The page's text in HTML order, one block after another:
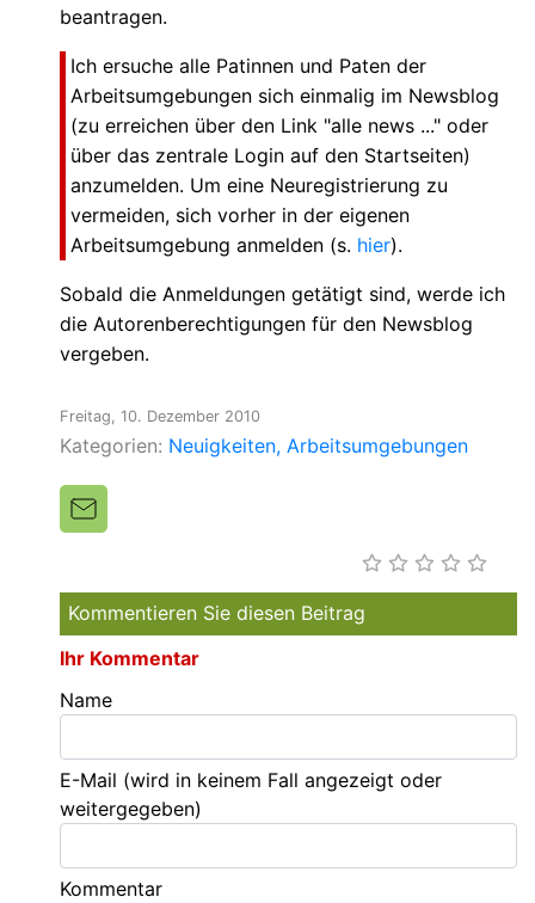
beantragen.
Ich ersuche alle Patinnen und Paten der
Arbeitsumgebungen sich einmalig im Newsblog
(zu erreichen über den Link "alle news ..." oder
über das zentrale Login auf den Startseiten)
anzumelden. Um eine Neuregistrierung zu
vermeiden, sich vorher in der eigenen
Arbeitsumgebung anmelden (s. hier).
Sobald die Anmeldungen getätigt sind, werde ich
die Autorenberechtigungen für den Newsblog
vergeben.
Freitag, 10. Dezember 2010
Kategorien: Neuigkeiten Arbeitsumgebungen
Kommentieren Sie diesen Beitrag
Ihr Kommentar
Name
E-Mail (wird in keinem Fall angezeigt oder
weitergegeben)
Kommentar